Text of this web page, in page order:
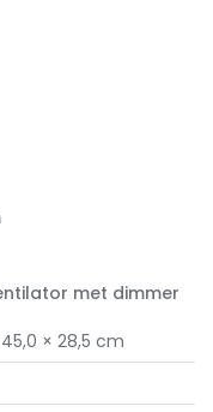
met dimmer
× 28,5 cm